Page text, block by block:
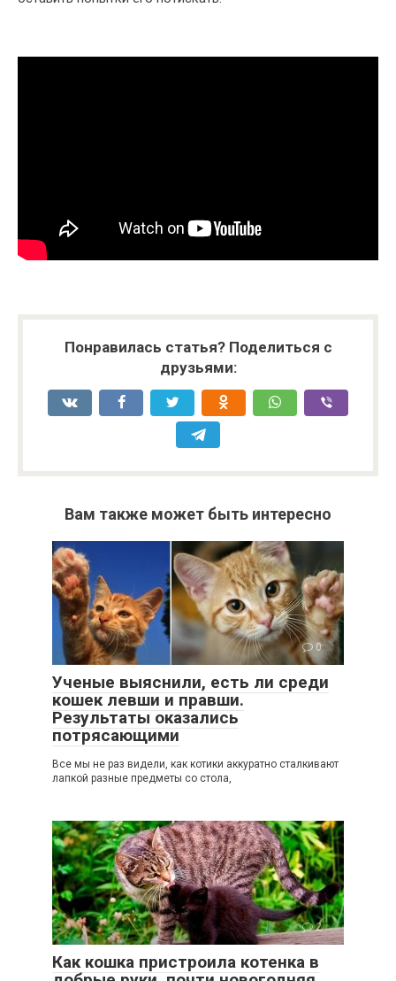
Понравилась статья? Поделиться с
друзьями:
Вам также может быть интересно
0
Ученые выяснили, есть ли среди
кошек левши и правши.
Результаты оказались
потрясающими
Все мы не раз видели, как котики аккуратно сталкивают
лапкой разные предметы со стола,
2
Как кошка пристроила котенка в